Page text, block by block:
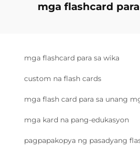
mga flashcard
mga flashcard para sa wika
custom na flash cards
mga flash card para sa unang
mga kard na pang-edukasyon
pagpapakopya ng pasadyang